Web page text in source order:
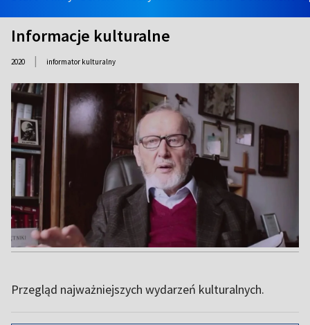
Informacje kulturalne
2020 | informator kulturalny
Przegląd najważniejszych wydarzeń kulturalnych.